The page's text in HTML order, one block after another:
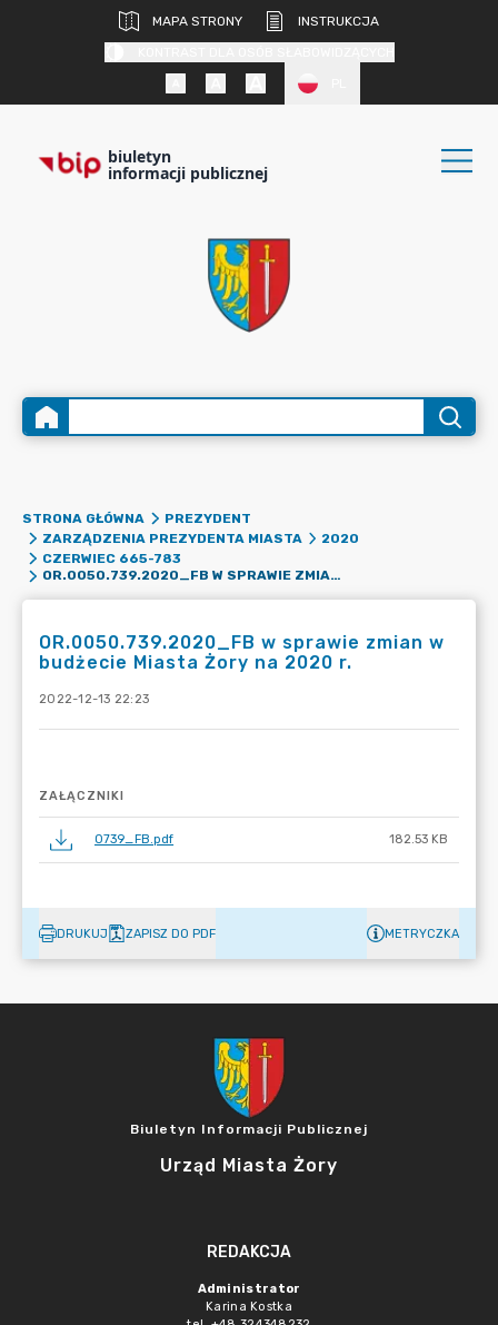
MAPA STRONY
INSTRUKCJA
biuletyn
informacji publicznej
STRONA GŁÓWNA
PREZYDENT
ZARZĄDZENIA PREZYDENTA MIASTA
2020
CZERWIEC 665-783
OR.0050.739.2020_FB W SPRAWIE ZMIAN W BUDŻECIE MIASTA ŻORY NA 2020 R.
OR.0050.739.2020_FB w sprawie zmian w
budżecie Miasta Żory na 2020 r.
2022-12-13 22:23
ZAŁĄCZNIKI
0739_FB.pdf 182.53 KB
DRUKUJ ZAPISZ DO PDF METRYCZKA
Biuletyn Informacji Publicznej
Urząd Miasta Żory
REDAKCJA
Administrator
Karina Kostka